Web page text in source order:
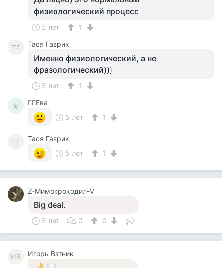
физиологический процесс
5 лет 1
ТГ Тася Гаврик
Именно физиологический, а не
фразологический)))
5 лет 1
🧚‍
🧚‍♀️Ева
5 лет
1
ТГ
Тася Гаврик
5 лет
1
Z-Мимокрокодил-V
Big deal.
5 лет 0 0
ИВ Игорь Ватник